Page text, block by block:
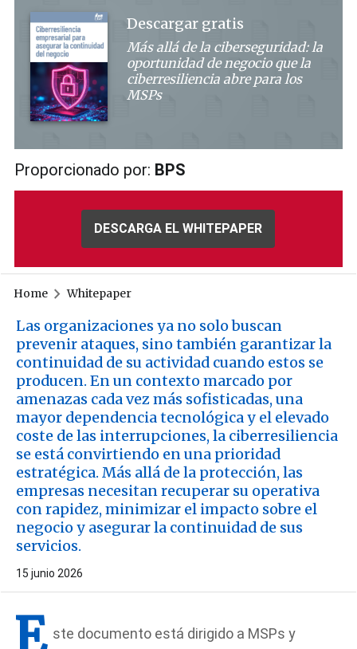
Descargar gratis
Más allá de la ciberseguridad: la
oportunidad de negocio que la
ciberresiliencia abre para los
MSPs
Proporcionado por: BPS
DESCARGA EL WHITEPAPER
Home Whitepaper
Las organizaciones ya no solo buscan
prevenir ataques, sino también garantizar la
continuidad de su actividad cuando estos se
producen. En un contexto marcado por
amenazas cada vez más sofisticadas, una
mayor dependencia tecnológica y el elevado
coste de las interrupciones, la ciberresiliencia
se está convirtiendo en una prioridad
estratégica. Más allá de la protección, las
empresas necesitan recuperar su operativa
con rapidez, minimizar el impacto sobre el
negocio y asegurar la continuidad de sus
servicios.
15 junio 2026
ste documento está dirigido a MSPs y